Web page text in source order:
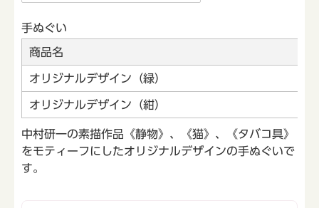
手ぬぐい
商品名
オリジナルデザイン（緑）
オリジナルデザイン（紺）
中村研一の素描作品《静物》、《猫》、《タバコ具》
をモティーフにしたオリジナルデザインの手ぬぐいで
す。